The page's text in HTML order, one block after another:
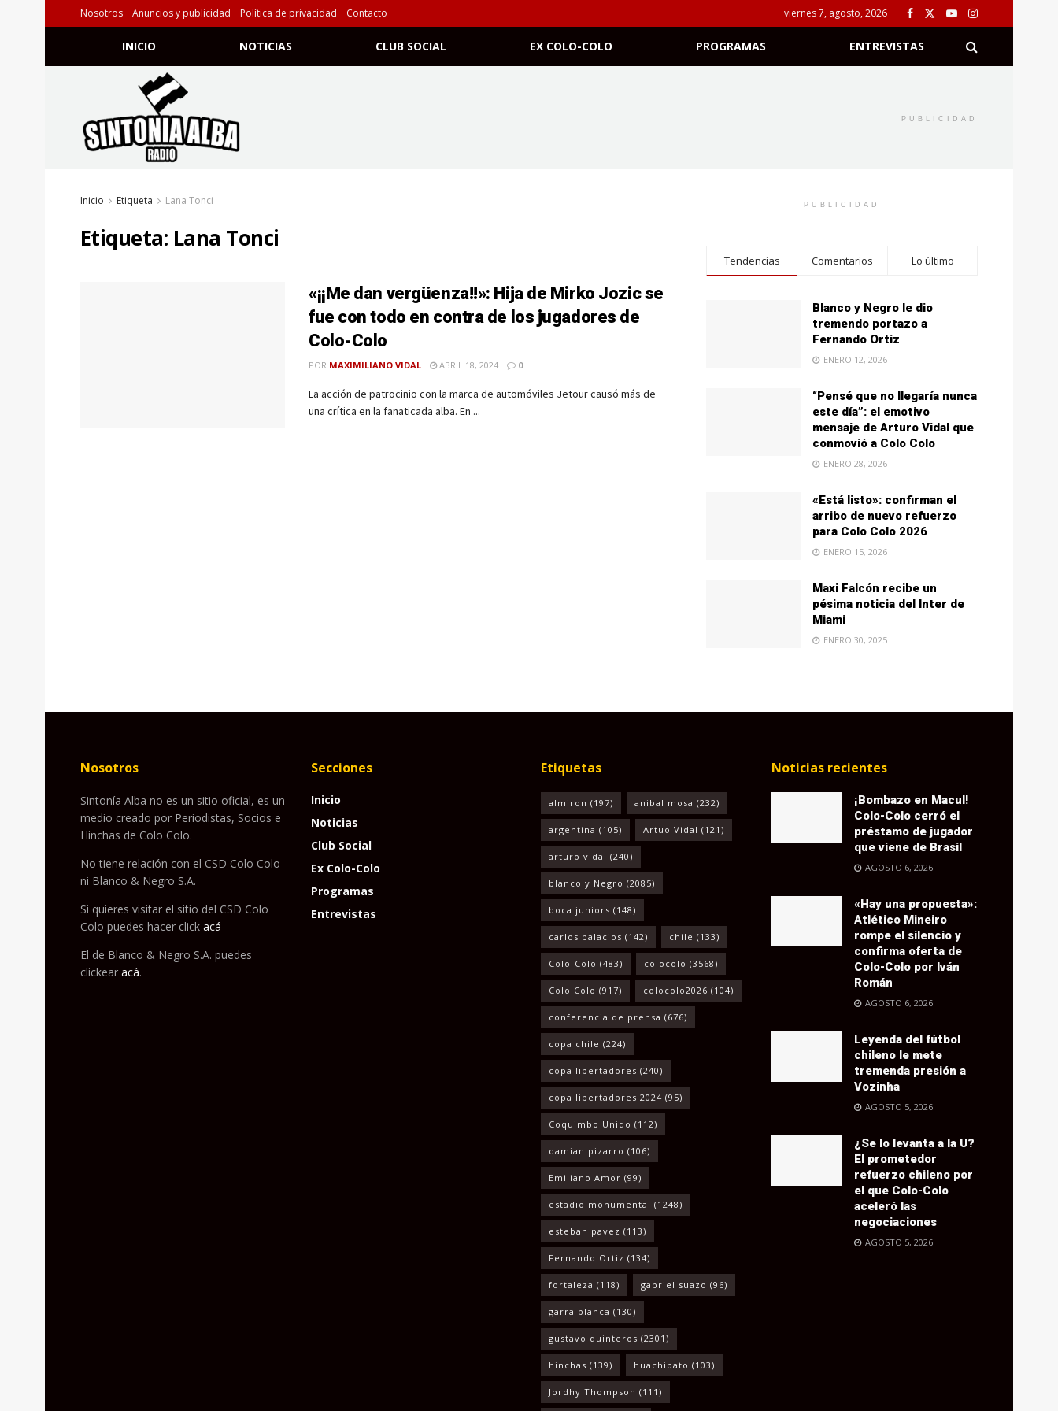
Nosotros Anuncios y publicidad Política de privacidad Contacto viernes 7, agosto, 2026
INICIO NOTICIAS CLUB SOCIAL EX COLO-COLO PROGRAMAS ENTREVISTAS
PUBLICIDAD
Inicio Etiqueta Lana Tonci
Etiqueta: Lana Tonci
«¡¡Me dan vergüenza!!»: Hija de Mirko Jozic se
fue con todo en contra de los jugadores de
Colo-Colo
POR MAXIMILIANO VIDAL ABRIL 18, 2024 0
La acción de patrocinio con la marca de automóviles Jetour causó más de
una crítica en la fanaticada alba. En ...
PUBLICIDAD
Tendencias Comentarios Lo último
Blanco y Negro le dio
tremendo portazo a
Fernando Ortiz
ENERO 12, 2026
“Pensé que no llegaría nunca
este día”: el emotivo
mensaje de Arturo Vidal que
conmovió a Colo Colo
ENERO 28, 2026
«Está listo»: confirman el
arribo de nuevo refuerzo
para Colo Colo 2026
ENERO 15, 2026
Maxi Falcón recibe un
pésima noticia del Inter de
Miami
ENERO 30, 2025
Nosotros
Sintonía Alba no es un sitio oficial, es un
medio creado por Periodistas, Socios e
Hinchas de Colo Colo.
No tiene relación con el CSD Colo Colo
ni Blanco & Negro S.A.
Si quieres visitar el sitio del CSD Colo
Colo puedes hacer click acá
El de Blanco & Negro S.A. puedes
clickear acá.
Secciones
Inicio
Noticias
Club Social
Ex Colo-Colo
Programas
Entrevistas
Etiquetas
almiron (197) anibal mosa (232)
argentina (105) Artuo Vidal (121)
arturo vidal (240)
blanco y Negro (2085)
boca juniors (148)
carlos palacios (142) chile (133)
Colo-Colo (483) colocolo (3568)
Colo Colo (917) colocolo2026 (104)
conferencia de prensa (676)
copa chile (224)
copa libertadores (240)
copa libertadores 2024 (95)
Coquimbo Unido (112)
damian pizarro (106)
Emiliano Amor (99)
estadio monumental (1248)
esteban pavez (113)
Fernando Ortiz (134)
fortaleza (118) gabriel suazo (96)
garra blanca (130)
gustavo quinteros (2301)
hinchas (139) huachipato (103)
Jordhy Thompson (111)
Noticias recientes
¡Bombazo en Macul!
Colo-Colo cerró el
préstamo de jugador
que viene de Brasil
AGOSTO 6, 2026
«Hay una propuesta»:
Atlético Mineiro
rompe el silencio y
confirma oferta de
Colo-Colo por Iván
Román
AGOSTO 6, 2026
Leyenda del fútbol
chileno le mete
tremenda presión a
Vozinha
AGOSTO 5, 2026
¿Se lo levanta a la U?
El prometedor
refuerzo chileno por
el que Colo-Colo
aceleró las
negociaciones
AGOSTO 5, 2026